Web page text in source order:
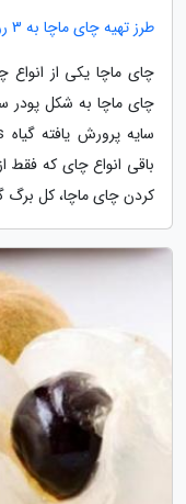
طرز تهیه چای ماچا به 3 روش سرد و گرم
چای ماچا یکی از
چای ماچا به شکل پودر
باقی انواع چای که فقط
کردن چای ماچا، کل برگ